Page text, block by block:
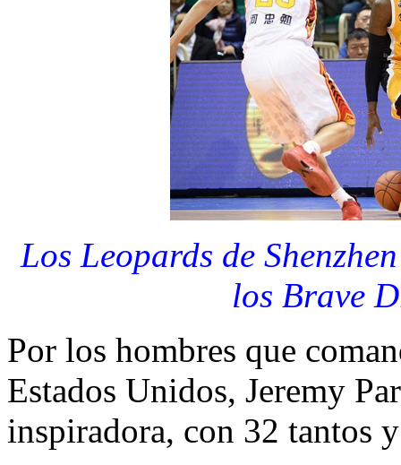
Los Leopards de
los Brave
Por los hombres que
Estados Unidos, Jeremy
inspiradora, con 32 tantos